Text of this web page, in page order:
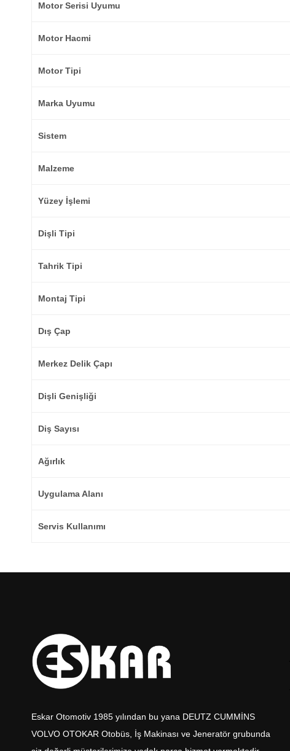
Motor Serisi Uyumu
Motor Hacmi
Motor Tipi
Marka Uyumu
Sistem
Malzeme
Yüzey İşlemi
Dişli Tipi
Tahrik Tipi
Montaj Tipi
Dış Çap
Merkez Delik Çapı
Dişli Genişliği
Diş Sayısı
Ağırlık
Uygulama Alanı
Servis Kullanımı
Eskar Otomotiv 1985 yılından bu yana DEUTZ CUMMİNS
VOLVO OTOKAR Otobüs, İş Makinası ve Jeneratör grubunda